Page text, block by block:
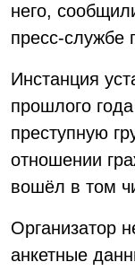
него,
пресс-службе
Инстанция
прошлого
преступную
отношении
вошёл в том
Организатор
анкетные